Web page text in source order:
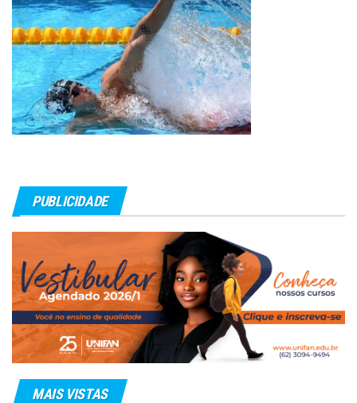
PUBLICIDADE
MAIS VISTAS